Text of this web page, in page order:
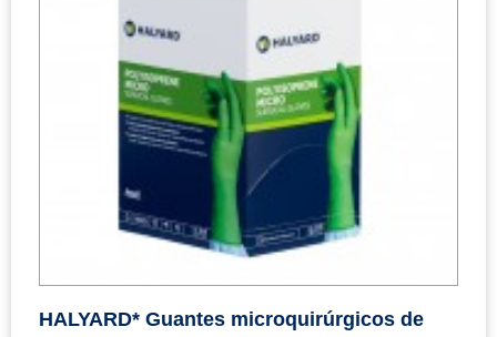
HALYARD* Guantes microquirúrgicos de